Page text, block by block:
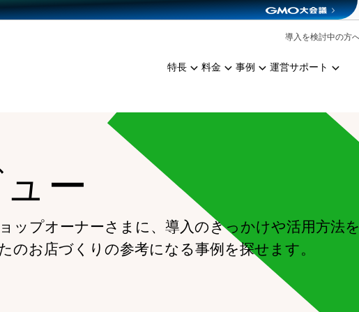
特長 料金 事例 運営サポート
導入を検討中の方
ィを向上
リ
連携
雑貨販売 ア
料金シミュレーション
コミュニティイベントCarty
ー
ップオーナーさまに、導入のきっかけや活用方法
のお店づくりの参考になる事例を探せます。